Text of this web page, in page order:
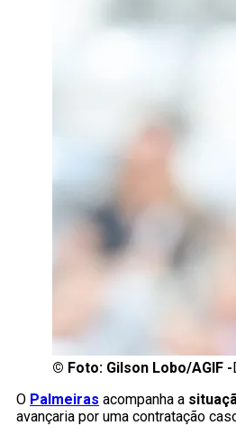
© Foto: Gilson Lobo/AGIF -
O Palmeiras acompanha a
avançaria por uma contratação